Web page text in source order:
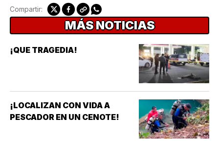
Compartir:
MÁS NOTICIAS
¡QUE TRAGEDIA!
¡LOCALIZAN CON VIDA A
PESCADOR EN UN CENOTE!